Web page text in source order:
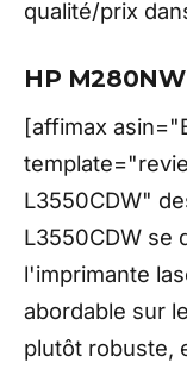
qualité/prix
HP M280NW
[affimax
L3550CDW"
L3550CDW se
l'imprimante
abordable sur
plutôt robuste,